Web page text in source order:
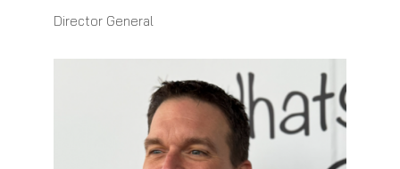
Director General